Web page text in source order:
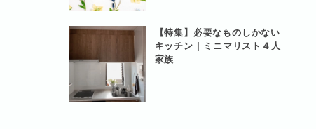
【特集】必要なものしかない
キッチン | ミニマリスト４人
家族